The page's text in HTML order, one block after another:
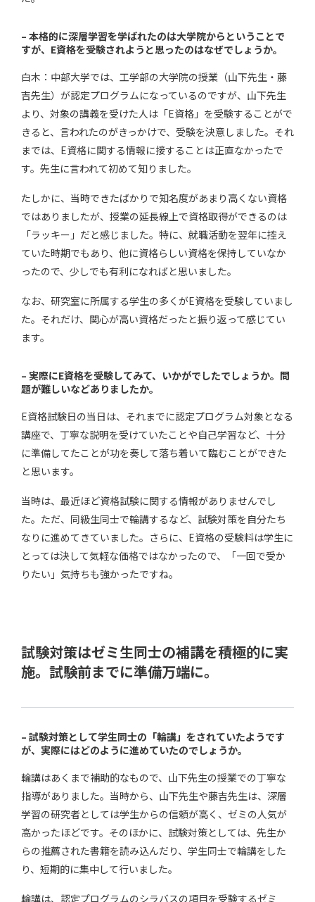
– 本格的に深層学習を学ばれたのは大学院からということで
すが、E資格を受験されようと思ったのはなぜでしょうか。
白木：中部大学では、工学部の大学院の授業（山下先生・藤
吉先生）が認定プログラムになっているのですが、山下先生
より、対象の講義を受けた人は「E資格」を受験することがで
きると、言われたのがきっかけで、受験を決意しました。それ
までは、E資格に関する情報に接することは正直なかったで
す。先生に言われて初めて知りました。
たしかに、当時できたばかりで知名度があまり高くない資格
ではありましたが、授業の延長線上で資格取得ができるのは
「ラッキー」だと感じました。特に、就職活動を翌年に控え
ていた時期でもあり、他に資格らしい資格を保持していなか
ったので、少しでも有利になればと思いました。
なお、研究室に所属する学生の多くがE資格を受験していまし
た。それだけ、関心が高い資格だったと振り返って感じてい
ます。
– 実際にE資格を受験してみて、いかがでしたでしょうか。問
題が難しいなどありましたか。
E資格試験日の当日は、それまでに認定プログラム対象となる
講座で、丁寧な説明を受けていたことや自己学習など、十分
に準備してたことが功を奏して落ち着いて臨むことができた
と思います。
当時は、最近ほど資格試験に関する情報がありませんでし
た。ただ、同級生同士で輪講するなど、試験対策を自分たち
なりに進めてきていました。さらに、E資格の受験料は学生に
とっては決して気軽な価格ではなかったので、「一回で受か
りたい」気持ちも強かったですね。
試験対策はゼミ生同士の補講を積極的に実
施。試験前までに準備万端に。
– 試験対策として学生同士の「輪講」をされていたようです
が、実際にはどのように進めていたのでしょうか。
輪講はあくまで補助的なもので、山下先生の授業での丁寧な
指導がありました。当時から、山下先生や藤吉先生は、深層
学習の研究者としては学生からの信頼が高く、ゼミの人気が
高かったほどです。そのほかに、試験対策としては、先生か
らの推薦された書籍を読み込んだり、学生同士で輪講をした
り、短期的に集中して行いました。
輪講は、認定プログラムのシラバスの項目を受験するゼミ